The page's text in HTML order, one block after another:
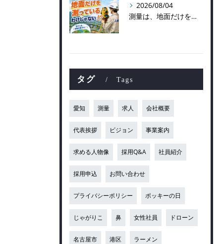
2026/08/04
測量は、地面だけを測っているわけじゃない！？👷📡
タグ Tags
愛知 測量 求人 会社概要
代表挨拶 ビジョン 事業案内
求める人物像 採用Q&A 社員紹介
採用申込 お問い合わせ
プライバシーポリシー ポッキーの日
じゃがりこ 鼻 女性社員 ドローン
名古屋市 港区 ラーメン